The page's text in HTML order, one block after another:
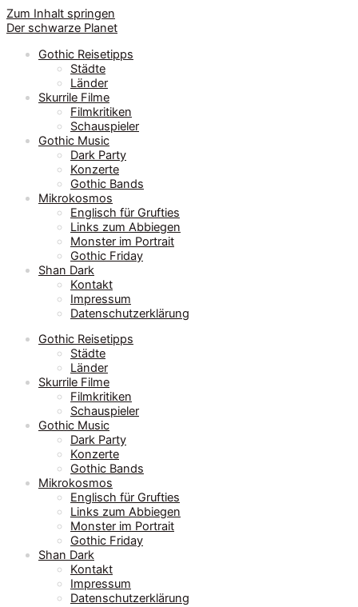
Zum Inhalt springen
Der schwarze Planet
Gothic Reisetipps
Städte
Länder
Skurrile Filme
Filmkritiken
Schauspieler
Gothic Music
Dark Party
Konzerte
Gothic Bands
Mikrokosmos
Englisch für Grufties
Links zum Abbiegen
Monster im Portrait
Gothic Friday
Shan Dark
Kontakt
Impressum
Datenschutzerklärung
Gothic Reisetipps
Städte
Länder
Skurrile Filme
Filmkritiken
Schauspieler
Gothic Music
Dark Party
Konzerte
Gothic Bands
Mikrokosmos
Englisch für Grufties
Links zum Abbiegen
Monster im Portrait
Gothic Friday
Shan Dark
Kontakt
Impressum
Datenschutzerklärung